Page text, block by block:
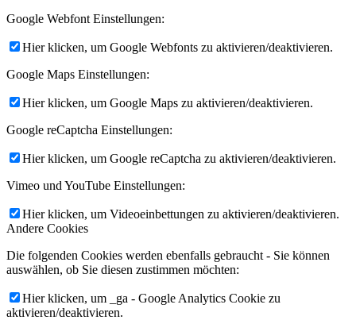
Google Webfont Einstellungen:
Hier klicken, um Google Webfonts zu aktivieren/deaktivieren.
Google Maps Einstellungen:
Hier klicken, um Google Maps zu aktivieren/deaktivieren.
Google reCaptcha Einstellungen:
Hier klicken, um Google reCaptcha zu aktivieren/deaktivieren.
Vimeo und YouTube Einstellungen:
Hier klicken, um Videoeinbettungen zu aktivieren/deaktivieren.
Andere Cookies
Die folgenden Cookies werden ebenfalls gebraucht - Sie können
auswählen, ob Sie diesen zustimmen möchten:
Hier klicken, um _ga - Google Analytics Cookie zu
aktivieren/deaktivieren.